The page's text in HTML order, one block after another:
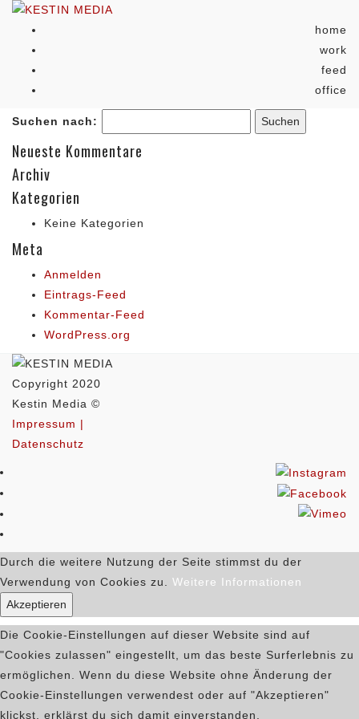
home
work
feed
office
Suchen nach:
Neueste Kommentare
Archiv
Kategorien
Keine Kategorien
Meta
Anmelden
Eintrags-Feed
Kommentar-Feed
WordPress.org
Copyright 2020
Kestin Media ©
Impressum |
Datenschutz
Durch die weitere Nutzung der Seite stimmst du der
Verwendung von Cookies zu. Weitere Informationen
Akzeptieren
Die Cookie-Einstellungen auf dieser Website sind auf
"Cookies zulassen" eingestellt, um das beste Surferlebnis zu
ermöglichen. Wenn du diese Website ohne Änderung der
Cookie-Einstellungen verwendest oder auf "Akzeptieren"
klickst, erklärst du sich damit einverstanden.